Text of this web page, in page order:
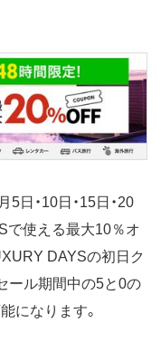
5日・10日・15日・20
で使える最大10％オ
DAYSの初日ク
ール期間中の5と0の
になります。